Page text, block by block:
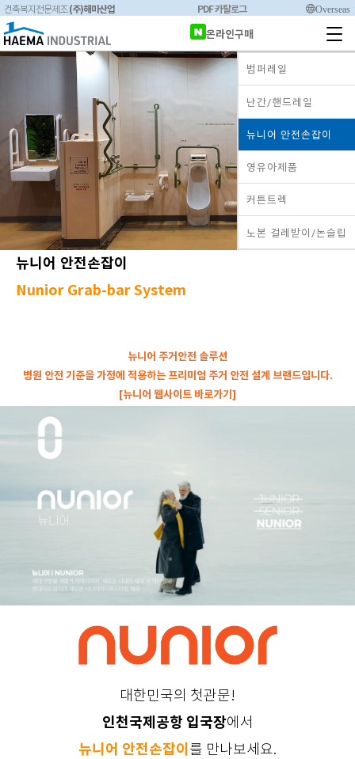
건축복지전문제조(주)해마산업 PDF 카탈로그 Overseas
온라인구매
범퍼레일
난간/핸드레일
뉴니어 안전손잡이
영유아제품
커튼트렉
노본 걸레받이/논슬립
뉴니어 안전손잡이
Nunior Grab-bar System
뉴니어 주거안전 솔루션
병원 안전 기준을 가정에 적용하는 프리미엄 주거 안전 설계 브랜드입니다.
[뉴니어 웹사이트 바로가기]
대한민국의 첫관문!
인천국제공항 입국장에서
뉴니어 안전손잡이 를 만나보세요.